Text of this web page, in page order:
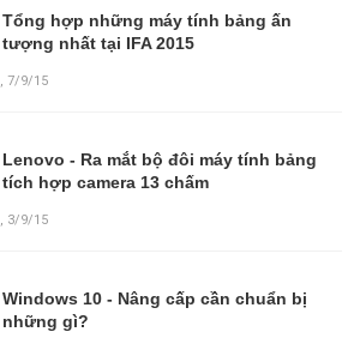
Tổng hợp những máy tính bảng ấn
tượng nhất tại IFA 2015
,7/9/15
Lenovo - Ra mắt bộ đôi máy tính bảng
tích hợp camera 13 chấm
, 3/9/15
Windows 10 - Nâng cấp cần chuẩn bị
những gì?